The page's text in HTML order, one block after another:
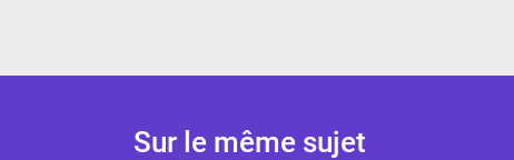
Sur le même sujet